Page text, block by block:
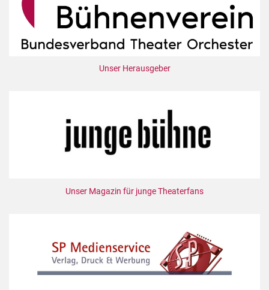
Unser Herausgeber
Unser Magazin für junge Theaterfans